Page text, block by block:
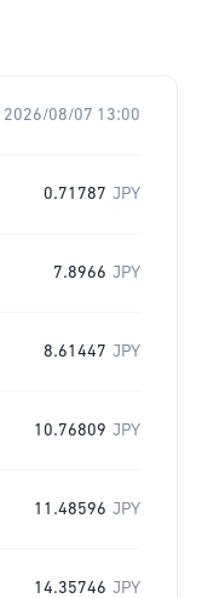
2026/08/07 13:00
0.71787 JPY
7.8966 JPY
8.61447 JPY
10.76809 JPY
11.48596 JPY
14.35746 JPY